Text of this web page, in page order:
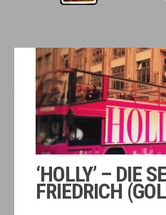
‘HOLLY’ – DIE
FRIEDRICH